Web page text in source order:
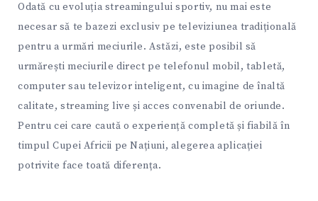
Odată cu evoluția streamingului sportiv, nu mai este
necesar să te bazezi exclusiv pe televiziunea tradițională
pentru a urmări meciurile. Astăzi, este posibil să
urmărești meciurile direct pe telefonul mobil, tabletă,
computer sau televizor inteligent, cu imagine de înaltă
calitate, streaming live și acces convenabil de oriunde.
Pentru cei care caută o experiență completă și fiabilă în
timpul Cupei Africii pe Națiuni, alegerea aplicației
potrivite face toată diferența.